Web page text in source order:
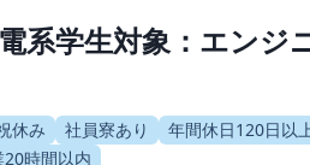
系学生対象：エンジ
休み 社員寮あり
年間休日120日以
20時間以内